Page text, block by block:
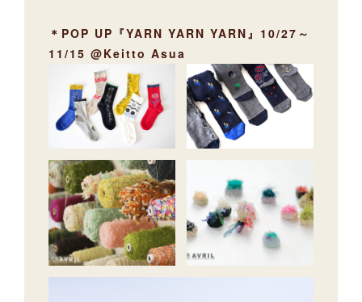
＊POP UP『YARN YARN YARN』10/27～
11/15 @Keitto Asua